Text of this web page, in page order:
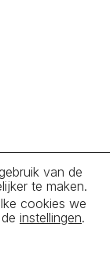
van de
te maken.
cookies we
instellingen.